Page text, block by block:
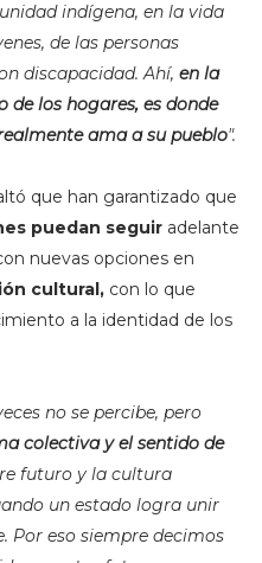
indígena, en la vida
de las personas
discapacidad. Ahí, en la
los hogares, es donde
ama a su pueblo".
que han garantizado que
puedan seguiradelante
nuevas opciones en
cultural,con lo que
a la identidad de los
no se percibe, pero
colectiva y el sentido de
futuro y la cultura
un estado logra unir
Por eso siempre decimos